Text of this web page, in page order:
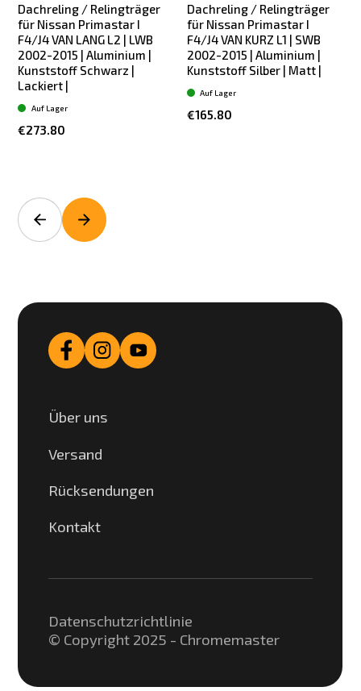
Dachreling / Relingträger
für Nissan Primastar I
F4/J4 VAN LANG L2 | LWB
2002-2015 | Aluminium |
Kunststoff Schwarz |
Lackiert |
€273.80
Auf Lager
Dachreling / Relingträger
für Nissan Primastar I
F4/J4 VAN KURZ L1 | SWB
2002-2015 | Aluminium |
Kunststoff Silber | Matt |
€165.80
Auf Lager
Über uns
Versand
Rücksendungen
Kontakt
© Copyright 2025 - Chromemaster
Datenschutzrichtlinie